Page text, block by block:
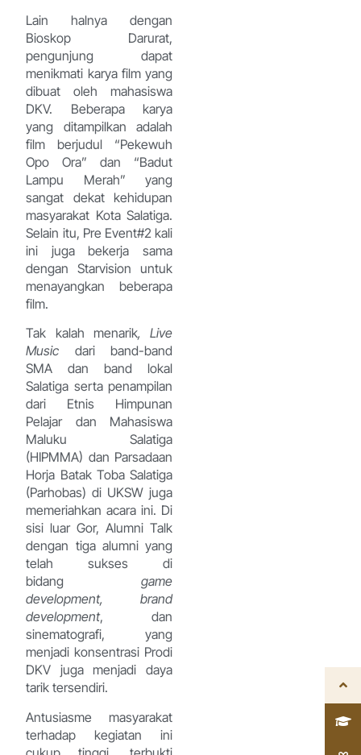
Lain halnya dengan
Bioskop Darurat,
pengunjung dapat
menikmati karya film yang
dibuat oleh mahasiswa
DKV. Beberapa karya
yang ditampilkan adalah
film berjudul “Pekewuh
Opo Ora” dan “Badut
Lampu Merah” yang
sangat dekat kehidupan
masyarakat Kota Salatiga.
Selain itu, Pre Event#2 kali
ini juga bekerja sama
dengan Starvision untuk
menayangkan beberapa
film.
Tak kalah menarik, Live
Music dari band-band
SMA dan band lokal
Salatiga serta penampilan
dari Etnis Himpunan
Pelajar dan Mahasiswa
Maluku Salatiga
(HIPMMA) dan Parsadaan
Horja Batak Toba Salatiga
(Parhobas) di UKSW juga
memeriahkan acara ini. Di
sisi luar Gor, Alumni Talk
dengan tiga alumni yang
telah sukses di
bidang game
development, brand
development, dan
sinematografi, yang
menjadi konsentrasi Prodi
DKV juga menjadi daya
tarik tersendiri.
Antusiasme masyarakat
terhadap kegiatan ini